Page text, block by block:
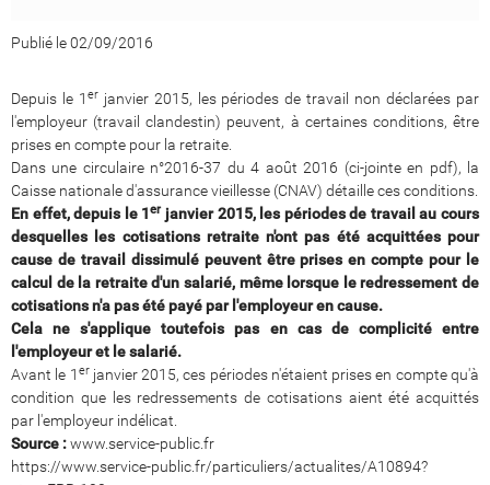
Publié le 02/09/2016
Depuis le 1 erjanvier 2015, les périodes de travail non déclarées par
l'employeur (travail clandestin) peuvent, à certaines conditions, être
prises en compte pour la retraite.
Dans une circulaire n°2016-37 du 4 août 2016 (ci-jointe en pdf), la
Caisse nationale d'assurance vieillesse (CNAV) détaille ces conditions.
En effet, depuis le 1erjanvier 2015, les périodes de travail au cours
desquelles les cotisations retraite n'ont pas été acquittées pour
cause de travail dissimulé peuvent être prises en compte pour le
calcul de la retraite d'un salarié, même lorsque le redressement de
cotisations n'a pas été payé par l'employeur en cause.
Cela ne s'applique toutefois pas en cas de complicité entre
l'employeur et le salarié.
Avant le 1 erjanvier 2015, ces périodes n'étaient prises en compte qu'à
condition que les redressements de cotisations aient été acquittés
par l'employeur indélicat.
Source :www.service-public.fr
https://www.service-public.fr/particuliers/actualites/A10894?